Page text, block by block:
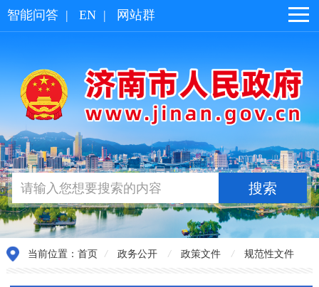
智能问答 | EN | 网站群
当前位置： 首页 / 政务公开 / 政策文件 / 规范性文件